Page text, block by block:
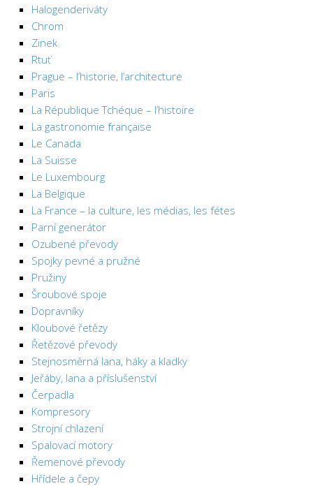
Halogenderiváty
Chrom
Zinek
Rtuť
Prague – l’historie, l’architecture
Paris
La République Tchéque – l’histoire
La gastronomie française
Le Canada
La Suisse
Le Luxembourg
La Belgique
La France – la culture, les médias, les fétes
Parní generátor
Ozubené převody
Spojky pevné a pružné
Pružiny
Šroubové spoje
Dopravníky
Kloubové řetězy
Řetězové převody
Stejnosměrná lana, háky a kladky
Jeřáby, lana a příslušenství
Čerpadla
Kompresory
Strojní chlazení
Spalovací motory
Řemenové převody
Hřídele a čepy